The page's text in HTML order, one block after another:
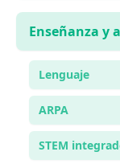
Enseñanza y
Lenguaje
ARPA
STEM